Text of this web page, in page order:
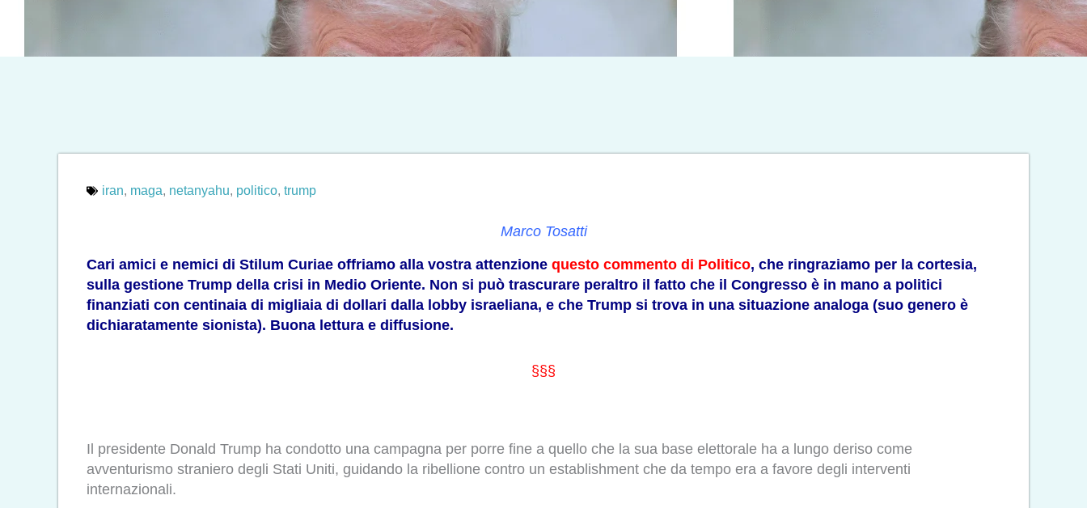
iran, maga, netanyahu, politico, trump
Marco Tosatti
Cari amici e nemici di Stilum Curiae offriamo alla vostra attenzione questo commento di Politico, che ringraziamo per la cortesia,
sulla gestione Trump della crisi in Medio Oriente. Non si può trascurare peraltro il fatto che il Congresso è in mano a politici
finanziati con centinaia di migliaia di dollari dalla lobby israeliana, e che Trump si trova in una situazione analoga (suo genero è
dichiaratamente sionista). Buona lettura e diffusione.
§§§
Il presidente Donald Trump ha condotto una campagna per porre fine a quello che la sua base elettorale ha a lungo deriso come
avventurismo straniero degli Stati Uniti, guidando la ribellione contro un establishment che da tempo era a favore degli interventi
internazionali.